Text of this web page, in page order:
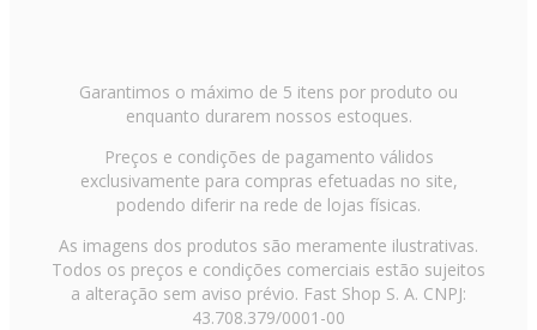
Garantimos o máximo de 5 itens por produto ou
enquanto durarem nossos estoques.
Preços e condições de pagamento válidos
exclusivamente para compras efetuadas no site,
podendo diferir na rede de lojas físicas.
As imagens dos produtos são meramente ilustrativas.
Todos os preços e condições comerciais estão sujeitos
a alteração sem aviso prévio. Fast Shop S. A. CNPJ:
43.708.379/0001-00